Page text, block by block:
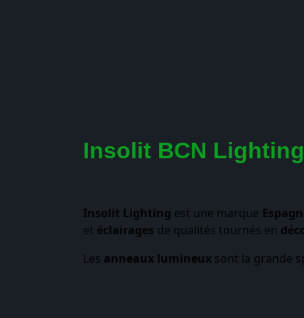
Insolit BCN Lighting
Insolit Lighting est une marque
et éclairages de qualités tournés en
Les anneaux lumineux sont la grande